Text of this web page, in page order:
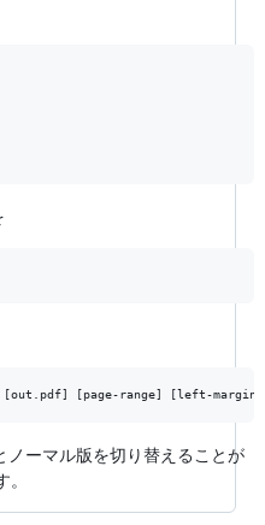
[page-range] [left-
ノーマル版を切り替えることが